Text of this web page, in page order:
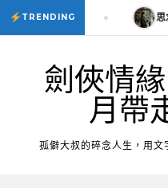
Skip to content
TRENDING
思念的聲音 思念的
劍俠情
月帶
孤僻大叔的碎念人生，用